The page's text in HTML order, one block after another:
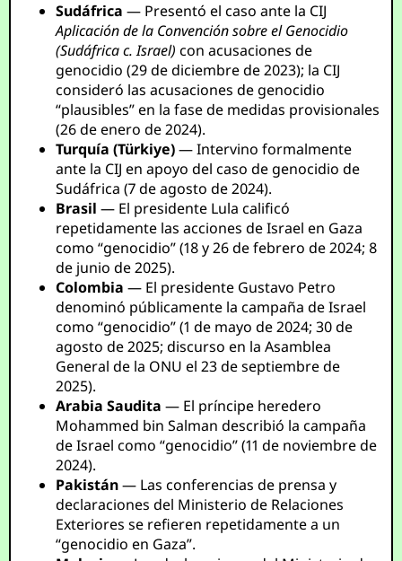
Sudáfrica — Presentó el caso ante la CIJ
Aplicación de la Convención sobre el Genocidio
(Sudáfrica c. Israel) con acusaciones de
genocidio (29 de diciembre de 2023); la CIJ
consideró las acusaciones de genocidio
“plausibles” en la fase de medidas provisionales
(26 de enero de 2024).
Turquía (Türkiye)— Intervino formalmente
ante la CIJ en apoyo del caso de genocidio de
Sudáfrica (7 de agosto de 2024).
Brasil — El presidente Lula calificó
repetidamente las acciones de Israel en Gaza
como “genocidio” (18 y 26 de febrero de 2024; 8
de junio de 2025).
Colombia — El presidente Gustavo Petro
denominó públicamente la campaña de Israel
como “genocidio” (1 de mayo de 2024; 30 de
agosto de 2025; discurso en la Asamblea
General de la ONU el 23 de septiembre de
2025).
Arabia Saudita — El príncipe heredero
Mohammed bin Salman describió la campaña
de Israel como “genocidio” (11 de noviembre de
2024).
Pakistán— Las conferencias de prensa y
declaraciones del Ministerio de Relaciones
Exteriores se refieren repetidamente a un
“genocidio en Gaza”.